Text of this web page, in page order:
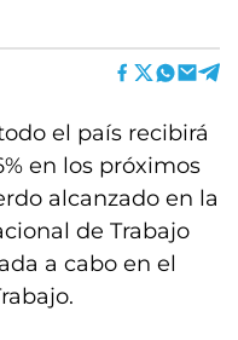
el país recibirá
en los próximos
alcanzado en la
de Trabajo
a cabo en el